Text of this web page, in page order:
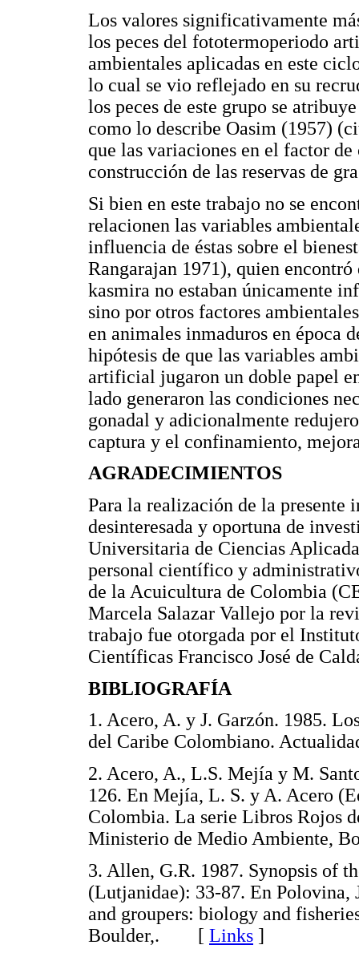
Los valores significativamente
los peces del fototermoperiodo
ambientales aplicadas en este
lo cual se vio reflejado en su
los peces de este grupo se
como lo describe Oasim (1957)
que las variaciones en el factor
construcción de las reservas de
Si bien en este trabajo no se
relacionen las variables
influencia de éstas sobre el
Rangarajan 1971), quien
kasmira no estaban únicamente
sino por otros factores
en animales inmaduros en época
hipótesis de que las variables
artificial jugaron un doble papel
lado generaron las condiciones
gonadal y adicionalmente
captura y el confinamiento,
AGRADECIMIENTOS
Para la realización de la presente
desinteresada y oportuna de
Universitaria de Ciencias
personal científico y
de la Acuicultura de Colombia
Marcela Salazar Vallejo por la
trabajo fue otorgada por el
Científicas Francisco José de
BIBLIOGRAFÍA
1. Acero, A. y J. Garzón. 1985.
del Caribe Colombiano.
2. Acero, A., L.S. Mejía y M.
126. En Mejía, L. S. y A. Acero
Colombia. La serie Libros Rojos
Ministerio de Medio
3. Allen, G.R. 1987. Synopsis of
(Lutjanidae): 33-87. En Polovina,
and groupers: biology and
Boulder,. [ Links ]